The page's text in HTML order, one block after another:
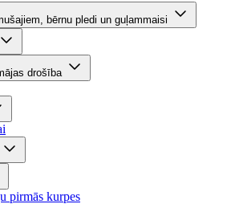
bērnu pledi un guļammaisi
drošība
pirmās kurpes